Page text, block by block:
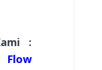
:
Flow